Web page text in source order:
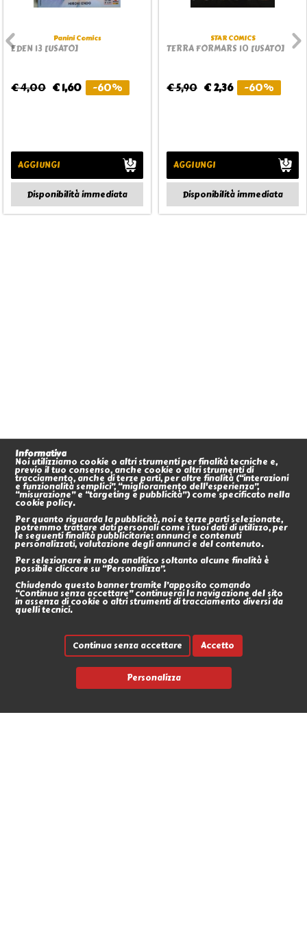
Panini Comics
EDEN 13 [USATO]
€ 4,00 € 1,60 -60%
AGGIUNGI
Disponibilità immediata
STAR COMICS
TERRA FORMARS 10 [USATO]
€ 5,90 € 2,36 -60%
AGGIUNGI
Disponibilità immediata
Informativa
Noi utilizziamo cookie o altri strumenti per finalità tecniche e,
previo il tuo consenso, anche cookie o altri strumenti di
tracciamento, anche di terze parti, per altre finalità (“interazioni
e funzionalità semplici”, “miglioramento dell'esperienza”,
“misurazione” e “targeting e pubblicità”) come specificato nella
cookie policy.
Per quanto riguarda la pubblicità, noi e terze parti selezionate,
potremmo trattare dati personali come i tuoi dati di utilizzo, per
le seguenti finalità pubblicitarie: annunci e contenuti
personalizzati, valutazione degli annunci e del contenuto.
Per selezionare in modo analitico soltanto alcune finalità è
possibile cliccare su “Personalizza”.
Chiudendo questo banner tramite l’apposito comando
“Continua senza accettare” continuerai la navigazione del sito
in assenza di cookie o altri strumenti di tracciamento diversi da
quelli tecnici.
Personalizza
Continua senza accettare Accetto